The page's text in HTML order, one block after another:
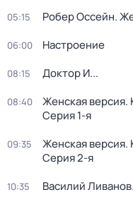
05:15 Робер Оссейн.
06:00 Настроение
08:15 Доктор И...
08:40 Женская
Серия 1-я
09:35 Женская
Серия 2-я
10:35 Василий